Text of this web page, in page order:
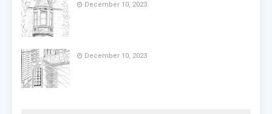
December 10, 2023
December 10, 2023